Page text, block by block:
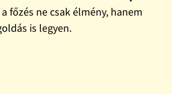
főzés ne csak élmény, hanem
is legyen.